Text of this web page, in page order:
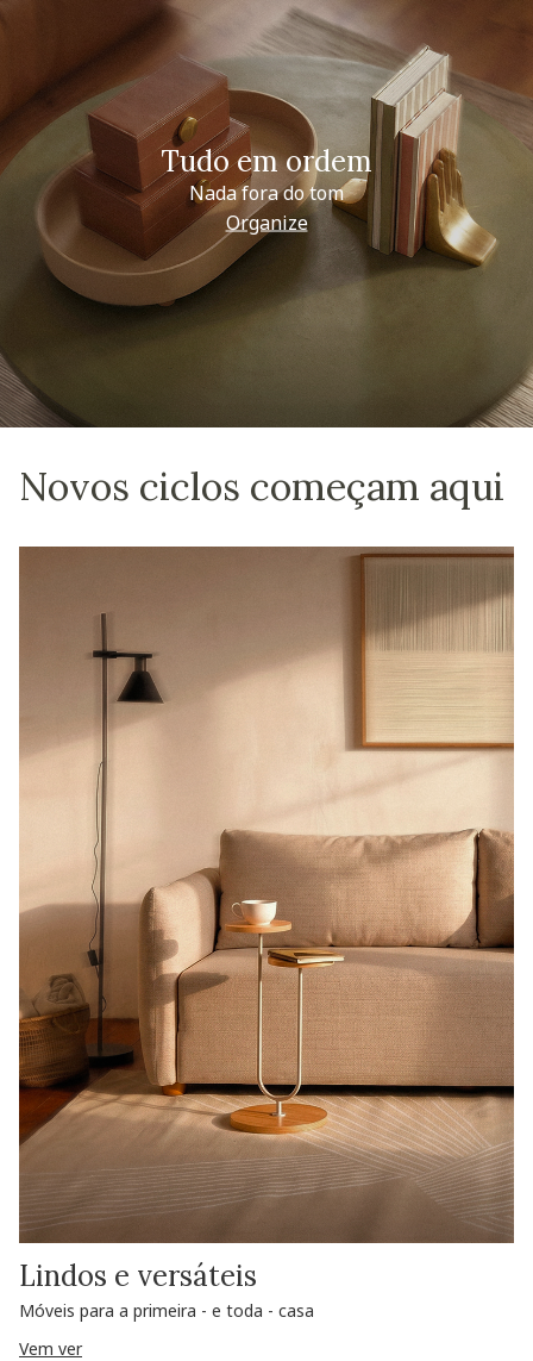
Tudo em ordem
Nada fora do tom
Organize
Novos ciclos começam aqui
Lindos e versáteis
Móveis para a primeira - e toda - casa
Vem ver